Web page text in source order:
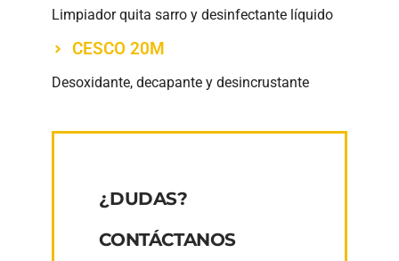
Limpiador quita sarro y desinfectante líquido
CESCO 20M
Desoxidante, decapante y desincrustante
¿DUDAS?
CONTÁCTANOS